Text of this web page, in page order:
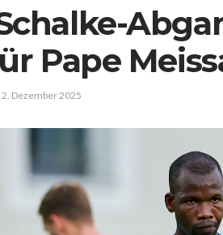
Pape
2. Dezember 2025